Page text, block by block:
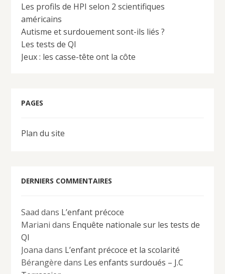
Les profils de HPI selon 2 scientifiques
américains
Autisme et surdouement sont-ils liés ?
Les tests de QI
Jeux : les casse-tête ont la côte
PAGES
Plan du site
DERNIERS COMMENTAIRES
Saad dans L’enfant précoce
Mariani dans Enquête nationale sur les tests de
QI
Joana dans L’enfant précoce et la scolarité
Bérangère dans Les enfants surdoués – J.C